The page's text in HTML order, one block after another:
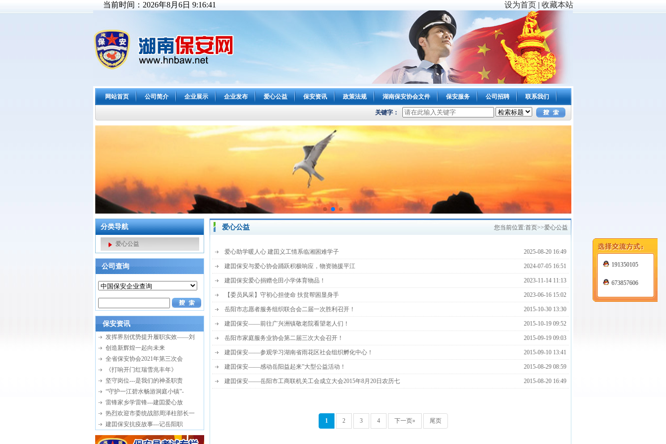
当前时间：2026年8月6日 9:16:41 设为首页| 收藏本站
网站首页 公司简介 企业展示 企业发布 爱心公益 保安资讯 政策法规 湖南保安协会文件 保安服务 公司招聘 联系我们
关键字：
分类导航
爱心公益
公司查询
保安资讯
发挥界别优势提升履职实效——刘
创造新辉煌一起向未来
全省保安协会2021年第三次会
《打响开门红瑞雪兆丰年》
坚守岗位---是我们的神圣职责
“守护一江碧水畅游洞庭小镇”-
雷锋家乡学雷锋---建囯爱心放
热烈欢迎市委统战部周泽柱部长一
建囯保安抗疫故事---记岳阳职
爱心公益 您当前位置:首页>>爱心公益
爱心助学暖人心 建囯义工情系临湘困难学子 2025-08-20 16:49
建囯保安与爱心协会踊跃积极响应，物资驰援平江 2024-07-05 16:51
建囯保安爱心捐赠仓田小学体育物品！ 2023-11-14 11:13
【委员风采】守初心担使命 扶贫帮困显身手 2023-06-16 15:02
岳阳市志愿者服务组织联合会二届一次胜利召开！ 2015-10-30 13:30
建囯保安——前往广兴洲镇敬老院看望老人们！ 2015-10-19 09:52
岳阳市家庭服务业协会第二届三次大会召开！ 2015-09-19 09:03
建囯保安——参观学习湖南省雨花区社会组织孵化中心！ 2015-09-10 13:41
建囯保安——感动岳阳益起来”大型公益活动！ 2015-08-29 08:59
建囯保安——岳阳市工商联机关工会成立大会2015年8月20日农历七 2015-08-20 16:49
1 2 3 4 下一页» 尾页
191350105
673857606